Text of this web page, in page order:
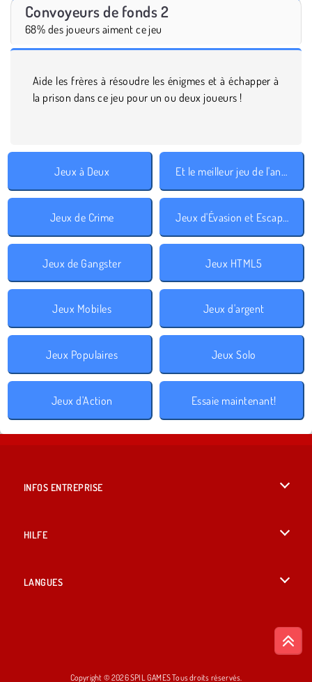
Convoyeurs de fonds 2
68% des joueurs aiment ce jeu
Aide les frères à résoudre les énigmes et à échapper à
la prison dans ce jeu pour un ou deux joueurs !
Jeux à Deux Et le meilleur jeu de l'année est 2018
Jeux de Crime Jeux d'Évasion et Escape Room
Jeux de Gangster Jeux HTML5
Jeux Mobiles Jeux d'argent
Jeux Populaires Jeux Solo
Jeux d'Action Essaie maintenant!
INFOS ENTREPRISE
HILFE
LANGUES
Copyright © 2026 SPIL GAMES Tous droits réservés.